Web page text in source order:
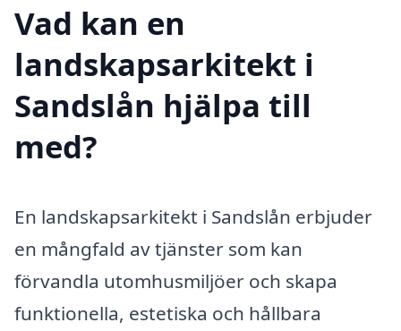
Vad kan en
landskapsarkitekt i
Sandslån hjälpa till
med?
En landskapsarkitekt i Sandslån erbjuder
en mångfald av tjänster som kan
förvandla utomhusmiljöer och skapa
funktionella, estetiska och hållbara